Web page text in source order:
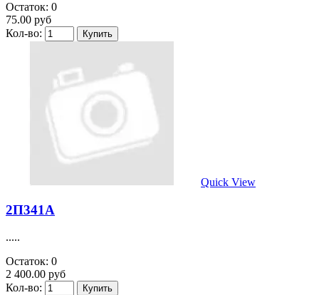
Остаток: 0
75.00 руб
Кол-во:
Quick View
2П341А
.....
Остаток: 0
2 400.00 руб
Кол-во: